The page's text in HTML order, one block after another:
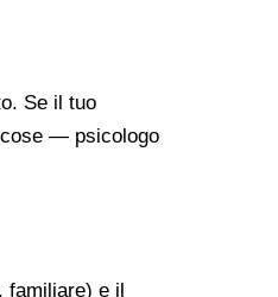
Se il tuo
cose — psicologo
familiare) e il